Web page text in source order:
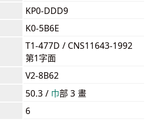
KP0-DDD9
K0-5B6E
T1-477D / CNS11643-1992
第1字面
V2-8B62
50.3 / ⼱部 3 畫
6